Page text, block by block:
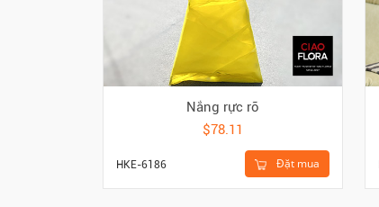
Nắng rực rỡ
$78.11
Đặt mua
HKE-6186